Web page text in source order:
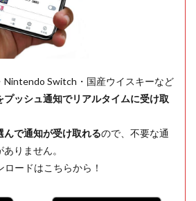
Nintendo Switch・国産ウイスキーなど
プッシュ通知でリアルタイムに受け取
んで通知が受け取れるので、不要な通
りません。
ロードはこちらから！